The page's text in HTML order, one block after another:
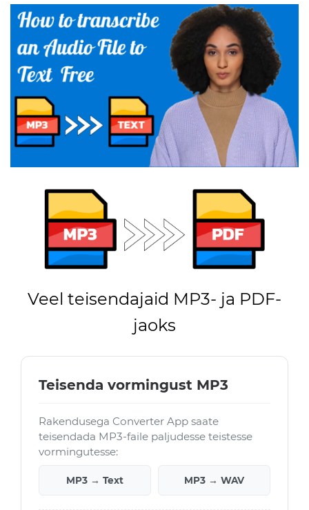
Veel teisendajaid MP3- ja PDF-
jaoks
Teisenda vormingust MP3
Rakendusega Converter App saate
teisendada MP3-faile paljudesse teistesse
vormingutesse:
MP3 → Text MP3 → WAV